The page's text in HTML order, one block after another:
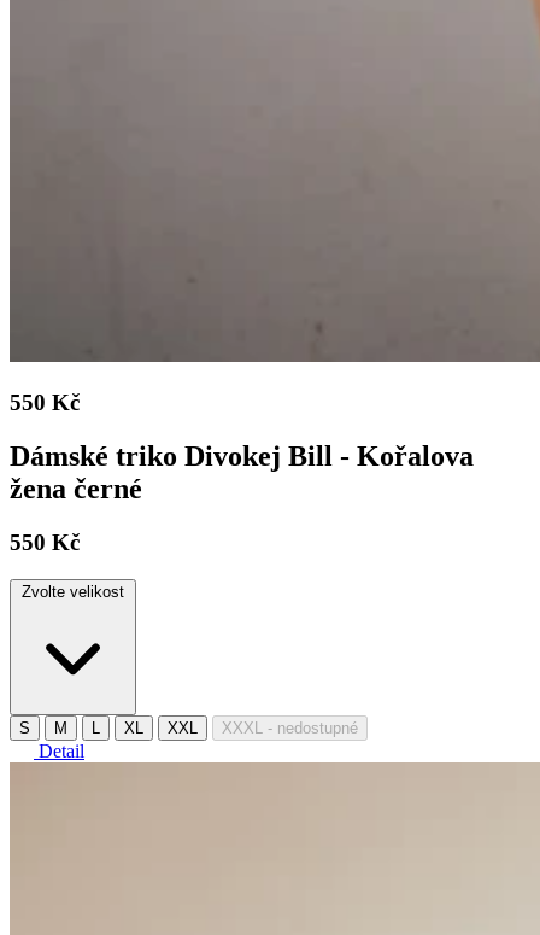
550 Kč
Dámské triko Divokej Bill - Kořalova
žena černé
550 Kč
Zvolte velikost
S M L XL XXL XXXL - nedostupné
Detail